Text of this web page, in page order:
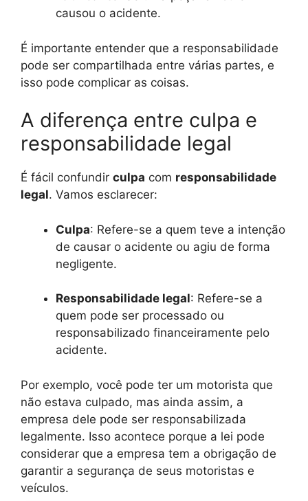
causou o acidente.
É importante entender que a responsabilidade
pode ser compartilhada entre várias partes, e
isso pode complicar as coisas.
A diferença entre culpa e
responsabilidade legal
É fácil confundir culpa com responsabilidade
legal. Vamos esclarecer:
Culpa: Refere-se a quem teve a intenção
de causar o acidente ou agiu de forma
negligente.
Responsabilidade legal: Refere-se a
quem pode ser processado ou
responsabilizado financeiramente pelo
acidente.
Por exemplo, você pode ter um motorista que
não estava culpado, mas ainda assim, a
empresa dele pode ser responsabilizada
legalmente. Isso acontece porque a lei pode
considerar que a empresa tem a obrigação de
garantir a segurança de seus motoristas e
veículos.